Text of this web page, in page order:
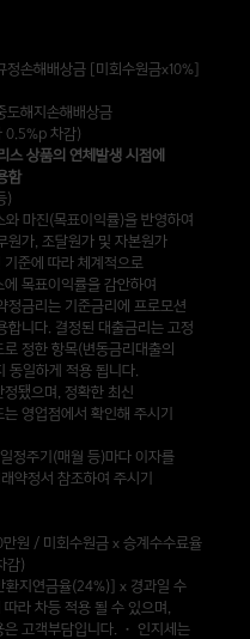
정손해배상금 [미회수원금x10%]
도해지손해배상금
0.5%p 차감)
스 상품의 연체발생 시점에
함
)
마진(목표이익률)을 반영하여
원가, 조달원가 및 자본원가
준에 따라 체계적으로
목표이익률을 감안하여
정금리는 기준금리에 프로모션
합니다. 결정된 대출금리는 고정
정한 항목(변동금리대출의
동일하게 적용 됩니다.
됐으며, 정확한 최신
영업점에서 확인해 주시기
정주기(매월 등)마다 이자를
약정서 참조하여 주시기
원 / 미회수원금 x 승계수수료율
감)
환지연금율(24%)] x 경과일 수
라 차등 적용 될 수 있으며,
은 고객부담입니다. • 인지세는